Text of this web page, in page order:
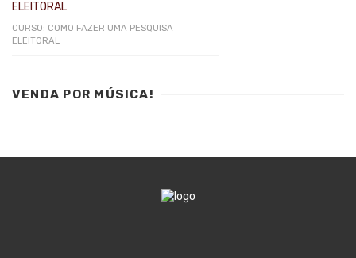
CURSO: COMO FAZER UMA PESQUISA
ELEITORAL
VENDA POR MÚSICA!